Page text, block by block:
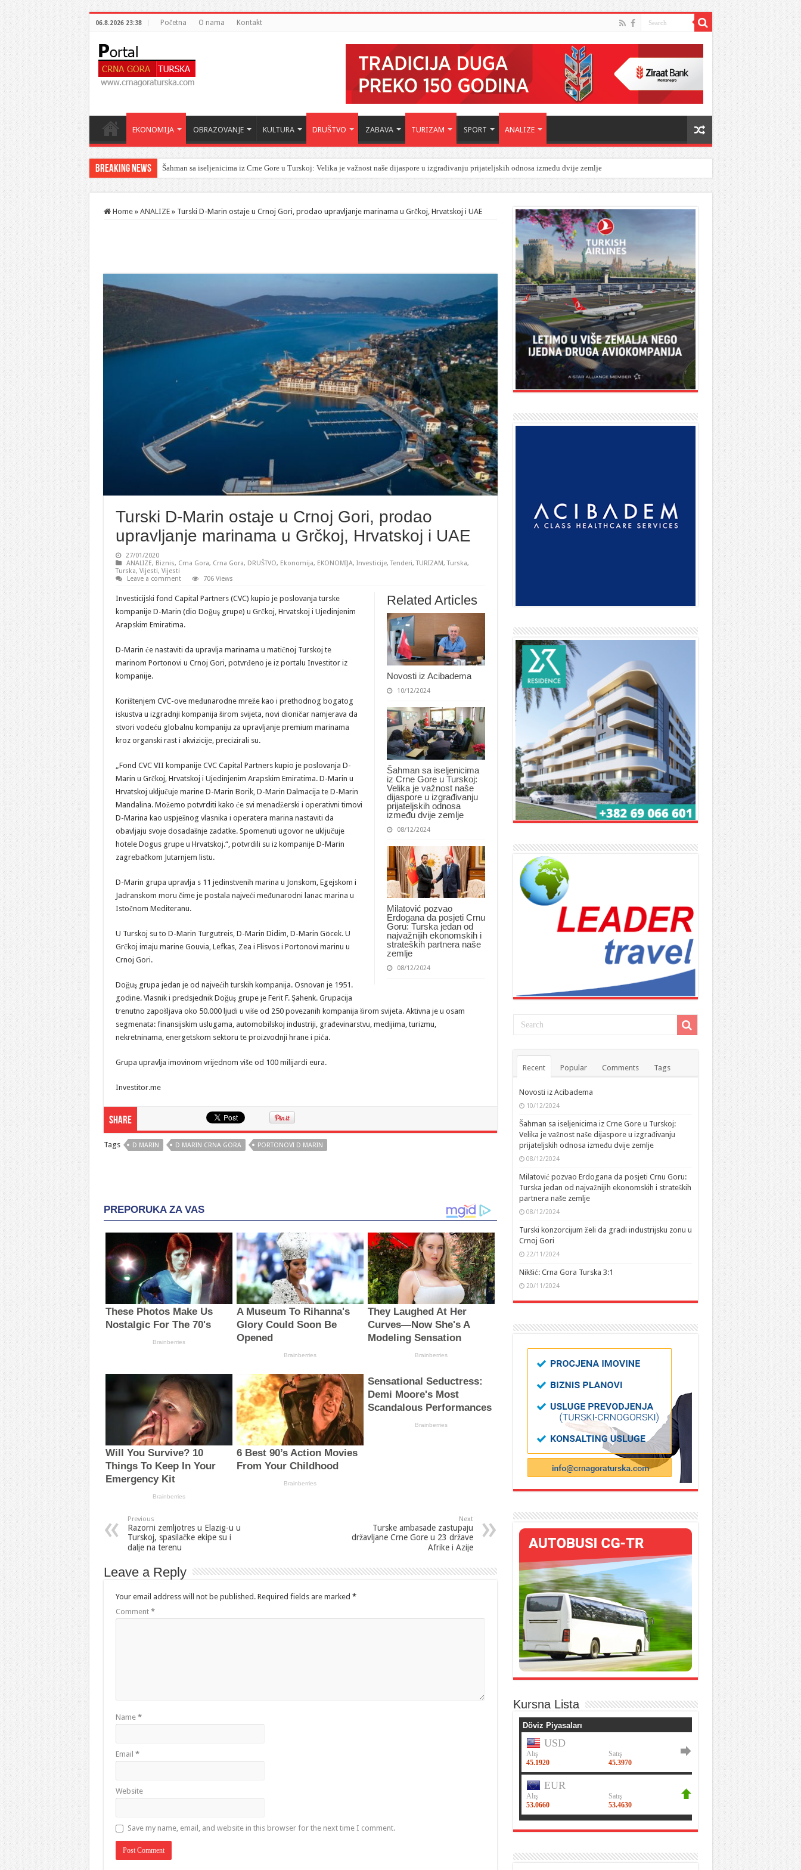
06.8.2026 23:38 Početna O nama Kontakt
EKONOMIJA OBRAZOVANJE KULTURA DRUŠTVO ZABAVA TURIZAM SPORT ANALIZE
Breaking News Šahman sa iseljenicima iz Crne Gore u Turskoj: Velika je važnost naše dijaspore u izgrađivanju prijateljskih odnosa između dvije zemlje
Home » ANALIZE » Turski D-Marin ostaje u Crnoj Gori, prodao upravljanje marinama u Grčkoj, Hrvatskoj i UAE
Turski D-Marin ostaje u Crnoj Gori, prodao
upravljanje marinama u Grčkoj, Hrvatskoj i UAE
27/01/2020
ANALIZE, Biznis, Crna Gora, Crna Gora, DRUŠTVO, Ekonomija, EKONOMIJA, Investicije,Tenderi,TURIZAM,Turska,
Turska, Vijesti, Vijesti
Leave a comment
706 Views
Related Articles
Novosti iz Acibadema
10/12/2024
Šahman sa iseljenicima
iz Crne Gore u Turskoj:
Velika je važnost naše
dijaspore u izgrađivanju
prijateljskih odnosa
između dvije zemlje
08/12/2024
Milatović pozvao
Erdogana da posjeti Crnu
Goru: Turska jedan od
najvažnijih ekonomskih i
strateških partnera naše
zemlje
08/12/2024
Investicijski fond Capital Partners (CVC) kupio je poslovanja turske
kompanije D-Marin (dio Doğuş grupe) u Grčkoj, Hrvatskoj i Ujedinjenim
Arapskim Emiratima.
D-Marin će nastaviti da upravlja marinama u matičnoj Turskoj te
marinom Portonovi u Crnoj Gori, potvrđeno je iz portalu Investitor iz
kompanije.
Korištenjem CVC-ove međunarodne mreže kao i prethodnog bogatog
iskustva u izgradnji kompanija širom svijeta, novi dioničar namjerava da
stvori vodeću globalnu kompaniju za upravljanje premium marinama
kroz organski rast i akvizicije, precizirali su.
„Fond CVC VII kompanije CVC Capital Partners kupio je poslovanja D-
Marin u Grčkoj, Hrvatskoj i Ujedinjenim Arapskim Emiratima. D-Marin u
Hrvatskoj uključuje marine D-Marin Borik, D-Marin Dalmacija te D-Marin
Mandalina. Možemo potvrditi kako će svi menadžerski i operativni timovi
D-Marina kao uspješnog vlasnika i operatera marina nastaviti da
obavljaju svoje dosadašnje zadatke. Spomenuti ugovor ne uključuje
hotele Dogus grupe u Hrvatskoj.“, potvrdili su iz kompanije D-Marin
zagrebačkom Jutarnjem listu.
D-Marin grupa upravlja s 11 jedinstvenih marina u Jonskom, Egejskom i
Jadranskom moru čime je postala najveći međunarodni lanac marina u
Istočnom Mediteranu.
U Turskoj su to D-Marin Turgutreis, D-Marin Didim, D-Marin Göcek. U
Grčkoj imaju marine Gouvia, Lefkas, Zea i Flisvos i Portonovi marinu u
Crnoj Gori.
Doğuş grupa jedan je od najvećih turskih kompanija. Osnovan je 1951.
godine. Vlasnik i predsjednik Doğuş grupe je Ferit F. Şahenk. Grupacija
trenutno zapošljava oko 50.000 ljudi u više od 250 povezanih kompanija širom svijeta. Aktivna je u osam
segmenata: finansijskim uslugama, automobilskoj industriji, građevinarstvu, medijima, turizmu,
nekretninama, energetskom sektoru te proizvodnji hrane i pića.
Grupa upravlja imovinom vrijednom više od 100 milijardi eura.
Investitor.me
Share
Tags D MARIN D MARIN CRNA GORA PORTONOVI D MARIN
Previous
Razorni zemljotres u Elazig-u u
Turskoj, spasilačke ekipe su i
dalje na terenu
Next
Turske ambasade zastupaju
državljane Crne Gore u 23 države
Afrike i Azije
Leave a Reply
Your email address will not be published. Required fields are marked *
Comment *
Name *
Email *
Website
Save my name, email, and website in this browser for the next time I comment.
Recent Popular Comments Tags
Novosti iz Acibadema
10/12/2024
Šahman sa iseljenicima iz Crne Gore u Turskoj:
Velika je važnost naše dijaspore u izgrađivanju
prijateljskih odnosa između dvije zemlje
08/12/2024
Milatović pozvao Erdogana da posjeti Crnu Goru:
Turska jedan od najvažnijih ekonomskih i strateških
partnera naše zemlje
08/12/2024
Turski konzorcijum želi da gradi industrijsku zonu u
Crnoj Gori
22/11/2024
Nikšić: Crna Gora Turska 3:1
20/11/2024
Kursna Lista